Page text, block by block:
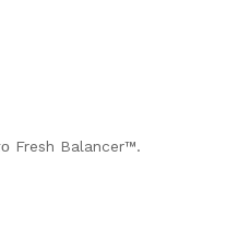
Fresh Balancer™.